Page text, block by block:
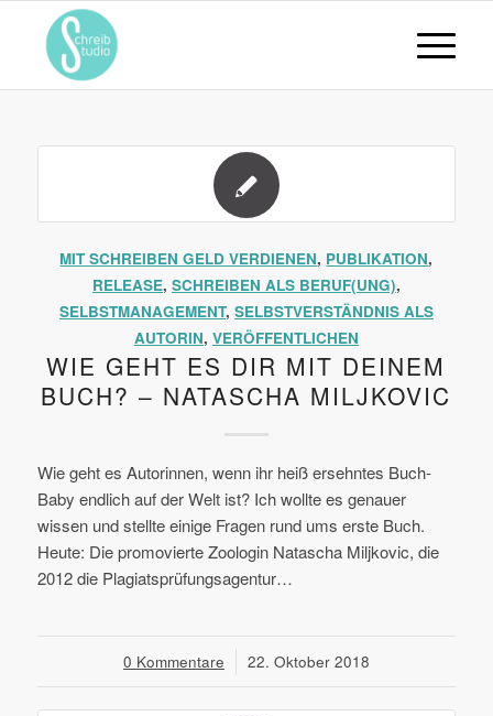
MIT SCHREIBEN GELD VERDIENEN, PUBLIKATION,
RELEASE, SCHREIBEN ALS BERUF(UNG),
SELBSTMANAGEMENT, SELBSTVERSTÄNDNIS ALS
AUTORIN, VERÖFFENTLICHEN
WIE GEHT ES DIR MIT DEINEM
BUCH? – NATASCHA MILJKOVIC
Wie geht es Autorinnen, wenn ihr heiß ersehntes Buch-
Baby endlich auf der Welt ist? Ich wollte es genauer
wissen und stellte einige Fragen rund ums erste Buch.
Heute: Die promovierte Zoologin Natascha Miljkovic, die
2012 die Plagiatsprüfungsagentur…
0 Kommentare
/ 22. Oktober 2018